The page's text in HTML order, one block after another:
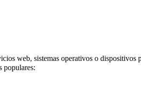
web, sistemas operativos o
populares: